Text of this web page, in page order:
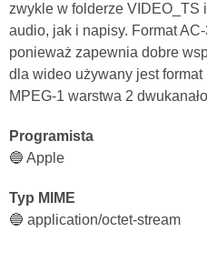
zwykle w folderze VIDEO_TS
audio, jak i napisy. Format
ponieważ zapewnia dobre
dla wideo używany jest format
MPEG-1 warstwa 2
Programista
🔵 Apple
Typ MIME
🔵 application/octet-stream